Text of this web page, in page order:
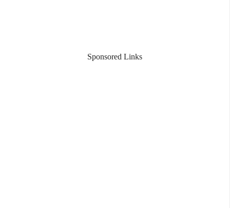
Sponsored Links